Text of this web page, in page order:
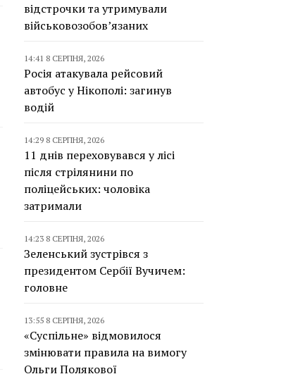
відстрочки та утримували
військовозобов’язаних
14:41 8 СЕРПНЯ, 2026
Росія атакувала рейсовий
автобус у Нікополі: загинув
водій
14:29 8 СЕРПНЯ, 2026
11 днів переховувався у лісі
після стрілянини по
поліцейських: чоловіка
затримали
14:23 8 СЕРПНЯ, 2026
Зеленський зустрівся з
президентом Сербії Вучичем:
головне
13:55 8 СЕРПНЯ, 2026
«Суспільне» відмовилося
змінювати правила на вимогу
Ольги Полякової